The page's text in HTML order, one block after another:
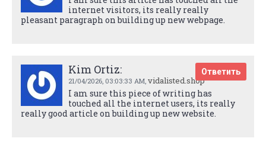
internet visitors, its really really
pleasant paragraph on building up new webpage.
Kim Ortiz:
21/04/2026, 03:03:33 AM, vidalisted.shop
Ответить
I am sure this piece of writing has
touched all the internet users, its really
really good article on building up new website.